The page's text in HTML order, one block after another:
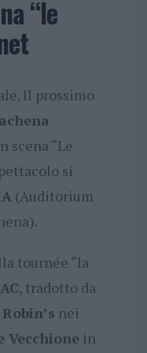
“le
Il prossimo
scena “Le
si
(Auditorium
tournée “la
, tradotto da
nei
Vecchione in